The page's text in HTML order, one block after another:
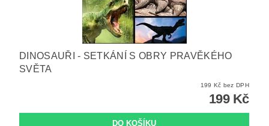
DINOSAUŘI - SETKÁNÍ S OBRY PRAVĚKÉHO
SVĚTA
199 Kč bez DPH
199 Kč